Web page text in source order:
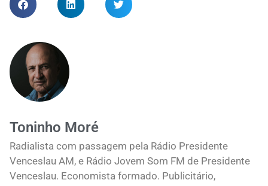
Toninho Moré
Radialista com passagem pela Rádio Presidente
Venceslau AM, e Rádio Jovem Som FM de Presidente
Venceslau. Economista formado. Publicitário,